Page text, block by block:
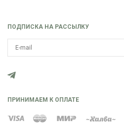
ПОДПИСКА НА РАССЫЛКУ
ПРИНИМАЕМ К ОПЛАТЕ